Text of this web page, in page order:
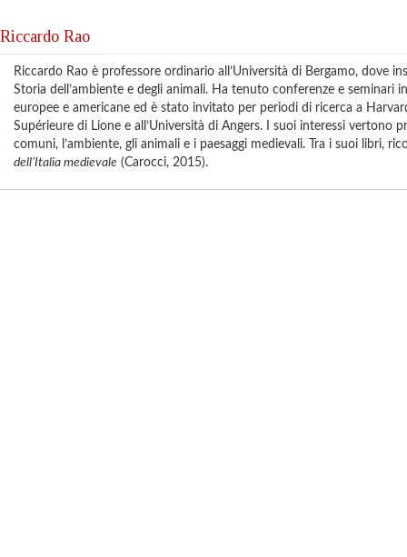
Riccardo Rao
Riccardo Rao è professore ordinario all’Università di Bergamo, dove
Storia dell’ambiente e degli animali. Ha tenuto conferenze e seminari
europee e americane ed è stato invitato per periodi di ricerca a
Supérieure di Lione e all’Università di Angers. I suoi interessi vertono
comuni, l’ambiente, gli animali e i paesaggi medievali. Tra i suoi libri,
dell’Italia medievale (Carocci, 2015).